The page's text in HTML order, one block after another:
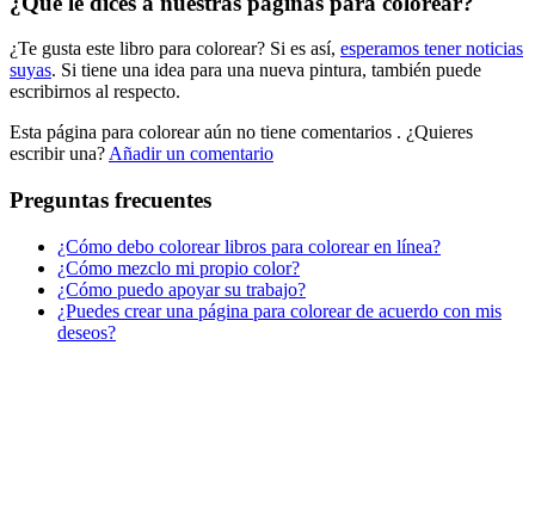
Libros para colorear para niños
Nezaradené
Sin categorizar
¿Te gusta este libro para colorear? Si es así, esperamos tener noticias
suyas. Si tiene una idea para una nueva pintura, también puede
escribirnos al respecto.
Esta página para colorear aún no tiene comentarios . ¿Quieres
escribir una? Añadir un comentario
Preguntas frecuentes
¿Cómo debo colorear libros para colorear en línea?
¿Cómo mezclo mi propio color?
¿Cómo puedo apoyar su trabajo?
¿Puedes crear una página para colorear de acuerdo con mis
deseos?